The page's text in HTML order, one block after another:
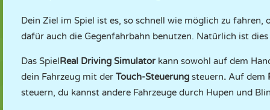
Dein Ziel im Spiel ist es, so schnell wie möglich zu
dafür auch die Gegenfahrbahn benutzen. Natürlich ist
Das SpielReal Driving Simulatorkann sowohl auf dem
dein Fahrzeug mit der Touch-Steuerung steuern. Auf dem
steuern, du kannst andere Fahrzeuge durch Hupen und